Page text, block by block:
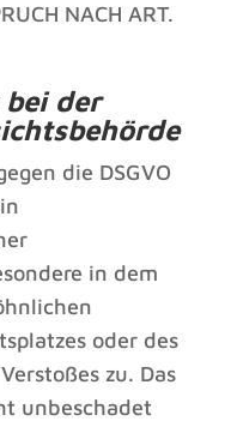
NACH ART.
der
die DSGVO
in dem
oder des
zu. Das
unbeschadet